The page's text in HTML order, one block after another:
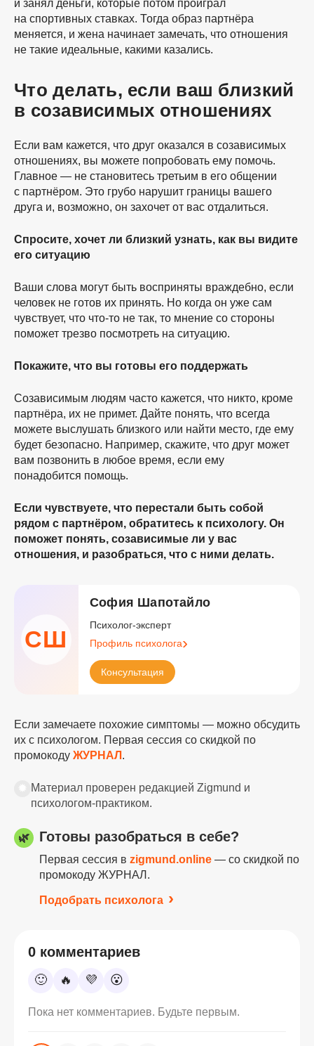
и занял деньги, которые потом проиграл
на спортивных ставках. Тогда образ партнёра
меняется, и жена начинает замечать, что отношения
не такие идеальные, какими казались.
Что делать, если ваш близкий
в созависимых отношениях
Если вам кажется, что друг оказался в созависимых
отношениях, вы можете попробовать ему помочь.
Главное — не становитесь третьим в его общении
с партнёром. Это грубо нарушит границы вашего
друга и, возможно, он захочет от вас отдалиться.
Спросите, хочет ли близкий узнать, как вы видите
его ситуацию
Ваши слова могут быть восприняты враждебно, если
человек не готов их принять. Но когда он уже сам
чувствует, что что-то не так, то мнение со стороны
поможет трезво посмотреть на ситуацию.
Покажите, что вы готовы его поддержать
Созависимым людям часто кажется, что никто, кроме
партнёра, их не примет. Дайте понять, что всегда
можете выслушать близкого или найти место, где ему
будет безопасно. Например, скажите, что друг может
вам позвонить в любое время, если ему
понадобится помощь.
Если чувствуете, что перестали быть собой
рядом с партнёром, обратитесь к психологу. Он
поможет понять, созависимые ли у вас
отношения, и разобраться, что с ними делать.
СШ
София Шапотайло
Психолог-эксперт
Профиль психолога
Консультация
Если замечаете похожие симптомы — можно обсудить
их с психологом. Первая сессия со скидкой по
промокоду ЖУРНАЛ .
Материал проверен редакцией Zigmund и
психологом-практиком.
🌿 Готовы разобраться в себе?
Первая сессия в zigmund.online — со скидкой по
промокоду ЖУРНАЛ.
Подобрать психолога
0 комментариев
🙂 🔥 💜 😮
Пока нет комментариев. Будьте первым.